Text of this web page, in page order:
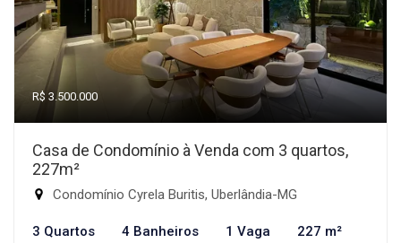
R$ 3.500.000
Casa de Condomínio à Venda com 3 quartos,
227m²
Condomínio Cyrela Buritis, Uberlândia-MG
3 Quartos 4 Banheiros 1 Vaga 227 m²